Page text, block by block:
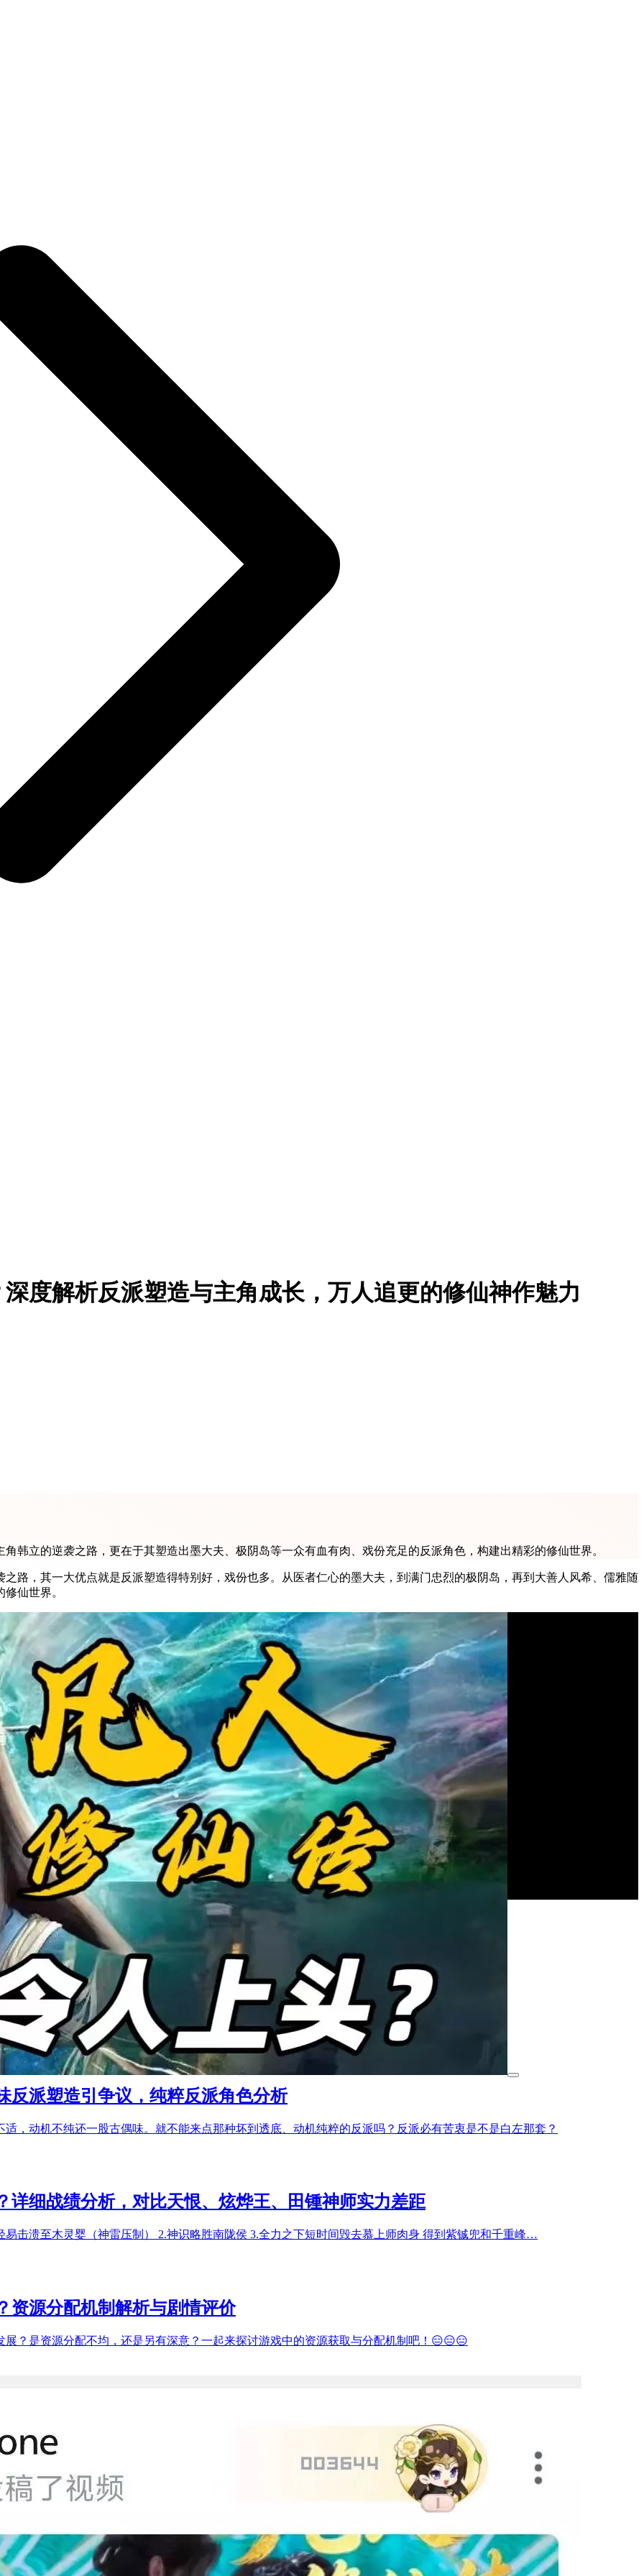
度解析反派塑造与主角成长，万人追更的修仙神作魅力
韩立的逆袭之路，更在于其塑造出墨大夫、极阴岛等一众有血有肉、戏份充足的反派角色，构建出精彩的修仙世界。
路，其一大优点就是反派塑造得特别好，戏份也多。从医者仁心的墨大夫，到满门忠烈的极阴岛，再到大善人风希、儒雅随
仙世界。
反派塑造引争议，纯粹反派角色分析
，动机不纯还一股古偶味。就不能来点那种坏到透底、动机纯粹的反派吗？反派必有苦衷是不是白左那套？
详细战绩分析，对比天恨、炫烨王、田锺神师实力差距
击溃至木灵婴（神雷压制） 2.神识略胜南陇侯 3.全力之下短时间毁去慕上师肉身 得到紫铖兜和千重峰…
资源分配机制解析与剧情评价
？是资源分配不均，还是另有深意？一起来探讨游戏中的资源获取与分配机制吧！😑😑😑